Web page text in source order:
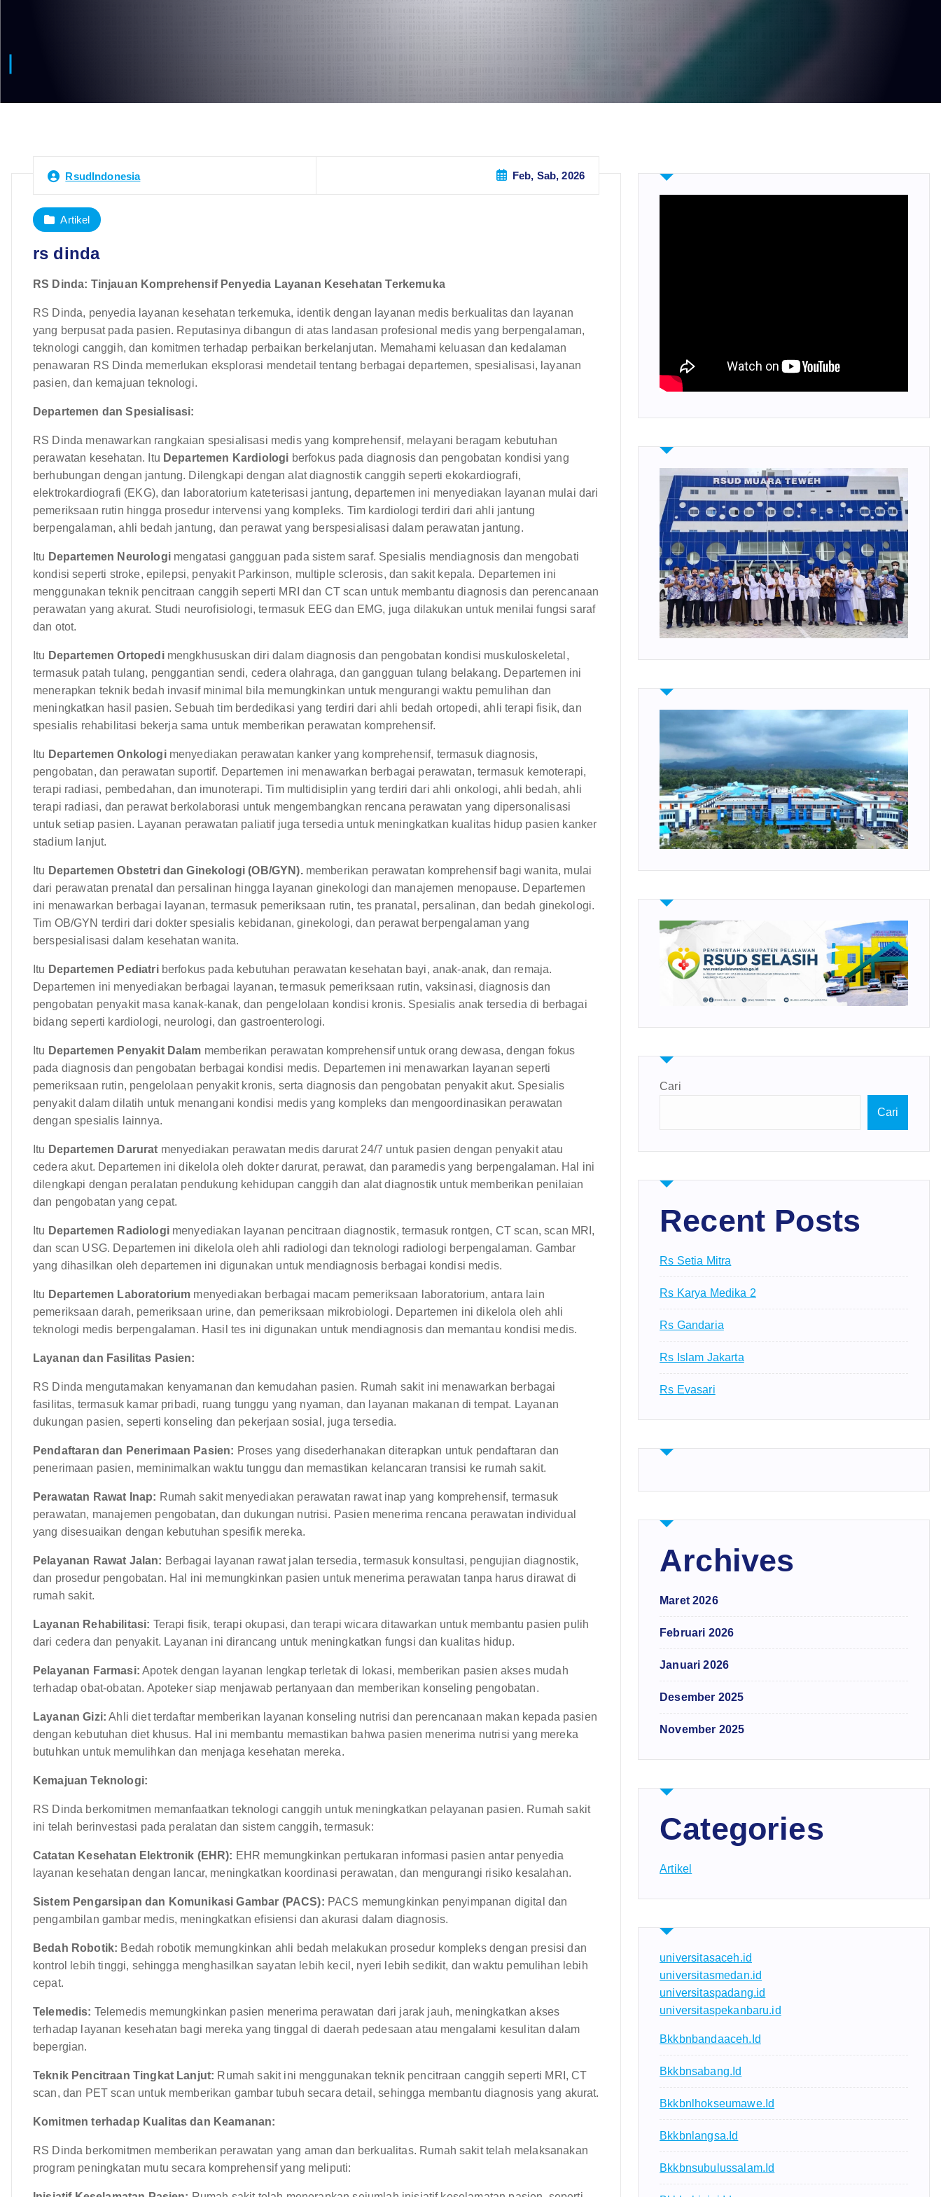
RsudIndonesia Feb, Sab, 2026
Artikel
rs dinda
RS Dinda: Tinjauan Komprehensif Penyedia Layanan Kesehatan Terkemuka
RS Dinda, penyedia layanan kesehatan terkemuka, identik dengan layanan medis berkualitas dan layanan
yang berpusat pada pasien. Reputasinya dibangun di atas landasan profesional medis yang berpengalaman,
teknologi canggih, dan komitmen terhadap perbaikan berkelanjutan. Memahami keluasan dan kedalaman
penawaran RS Dinda memerlukan eksplorasi mendetail tentang berbagai departemen, spesialisasi, layanan
pasien, dan kemajuan teknologi.
Departemen dan Spesialisasi:
RS Dinda menawarkan rangkaian spesialisasi medis yang komprehensif, melayani beragam kebutuhan
perawatan kesehatan. Itu Departemen Kardiologi berfokus pada diagnosis dan pengobatan kondisi yang
berhubungan dengan jantung. Dilengkapi dengan alat diagnostik canggih seperti ekokardiografi,
elektrokardiografi (EKG), dan laboratorium kateterisasi jantung, departemen ini menyediakan layanan mulai dari
pemeriksaan rutin hingga prosedur intervensi yang kompleks. Tim kardiologi terdiri dari ahli jantung
berpengalaman, ahli bedah jantung, dan perawat yang berspesialisasi dalam perawatan jantung.
Itu Departemen Neurologimengatasi gangguan pada sistem saraf. Spesialis mendiagnosis dan mengobati
kondisi seperti stroke, epilepsi, penyakit Parkinson, multiple sclerosis, dan sakit kepala. Departemen ini
menggunakan teknik pencitraan canggih seperti MRI dan CT scan untuk membantu diagnosis dan perencanaan
perawatan yang akurat. Studi neurofisiologi, termasuk EEG dan EMG, juga dilakukan untuk menilai fungsi saraf
dan otot.
Itu Departemen Ortopedimengkhususkan diri dalam diagnosis dan pengobatan kondisi muskuloskeletal,
termasuk patah tulang, penggantian sendi, cedera olahraga, dan gangguan tulang belakang. Departemen ini
menerapkan teknik bedah invasif minimal bila memungkinkan untuk mengurangi waktu pemulihan dan
meningkatkan hasil pasien. Sebuah tim berdedikasi yang terdiri dari ahli bedah ortopedi, ahli terapi fisik, dan
spesialis rehabilitasi bekerja sama untuk memberikan perawatan komprehensif.
Itu Departemen Onkologimenyediakan perawatan kanker yang komprehensif, termasuk diagnosis,
pengobatan, dan perawatan suportif. Departemen ini menawarkan berbagai perawatan, termasuk kemoterapi,
terapi radiasi, pembedahan, dan imunoterapi. Tim multidisiplin yang terdiri dari ahli onkologi, ahli bedah, ahli
terapi radiasi, dan perawat berkolaborasi untuk mengembangkan rencana perawatan yang dipersonalisasi
untuk setiap pasien. Layanan perawatan paliatif juga tersedia untuk meningkatkan kualitas hidup pasien kanker
stadium lanjut.
Itu Departemen Obstetri dan Ginekologi (OB/GYN).memberikan perawatan komprehensif bagi wanita, mulai
dari perawatan prenatal dan persalinan hingga layanan ginekologi dan manajemen menopause. Departemen
ini menawarkan berbagai layanan, termasuk pemeriksaan rutin, tes pranatal, persalinan, dan bedah ginekologi.
Tim OB/GYN terdiri dari dokter spesialis kebidanan, ginekologi, dan perawat berpengalaman yang
berspesialisasi dalam kesehatan wanita.
Itu Departemen Pediatriberfokus pada kebutuhan perawatan kesehatan bayi, anak-anak, dan remaja.
Departemen ini menyediakan berbagai layanan, termasuk pemeriksaan rutin, vaksinasi, diagnosis dan
pengobatan penyakit masa kanak-kanak, dan pengelolaan kondisi kronis. Spesialis anak tersedia di berbagai
bidang seperti kardiologi, neurologi, dan gastroenterologi.
Itu Departemen Penyakit Dalam memberikan perawatan komprehensif untuk orang dewasa, dengan fokus
pada diagnosis dan pengobatan berbagai kondisi medis. Departemen ini menawarkan layanan seperti
pemeriksaan rutin, pengelolaan penyakit kronis, serta diagnosis dan pengobatan penyakit akut. Spesialis
penyakit dalam dilatih untuk menangani kondisi medis yang kompleks dan mengoordinasikan perawatan
dengan spesialis lainnya.
Itu Departemen Darurat menyediakan perawatan medis darurat 24/7 untuk pasien dengan penyakit atau
cedera akut. Departemen ini dikelola oleh dokter darurat, perawat, dan paramedis yang berpengalaman. Hal ini
dilengkapi dengan peralatan pendukung kehidupan canggih dan alat diagnostik untuk memberikan penilaian
dan pengobatan yang cepat.
Itu Departemen Radiologimenyediakan layanan pencitraan diagnostik, termasuk rontgen, CT scan, scan MRI,
dan scan USG. Departemen ini dikelola oleh ahli radiologi dan teknologi radiologi berpengalaman. Gambar
yang dihasilkan oleh departemen ini digunakan untuk mendiagnosis berbagai kondisi medis.
Itu Departemen Laboratorium menyediakan berbagai macam pemeriksaan laboratorium, antara lain
pemeriksaan darah, pemeriksaan urine, dan pemeriksaan mikrobiologi. Departemen ini dikelola oleh ahli
teknologi medis berpengalaman. Hasil tes ini digunakan untuk mendiagnosis dan memantau kondisi medis.
Layanan dan Fasilitas Pasien:
RS Dinda mengutamakan kenyamanan dan kemudahan pasien. Rumah sakit ini menawarkan berbagai
fasilitas, termasuk kamar pribadi, ruang tunggu yang nyaman, dan layanan makanan di tempat. Layanan
dukungan pasien, seperti konseling dan pekerjaan sosial, juga tersedia.
Pendaftaran dan Penerimaan Pasien: Proses yang disederhanakan diterapkan untuk pendaftaran dan
penerimaan pasien, meminimalkan waktu tunggu dan memastikan kelancaran transisi ke rumah sakit.
Perawatan Rawat Inap: Rumah sakit menyediakan perawatan rawat inap yang komprehensif, termasuk
perawatan, manajemen pengobatan, dan dukungan nutrisi. Pasien menerima rencana perawatan individual
yang disesuaikan dengan kebutuhan spesifik mereka.
Pelayanan Rawat Jalan: Berbagai layanan rawat jalan tersedia, termasuk konsultasi, pengujian diagnostik,
dan prosedur pengobatan. Hal ini memungkinkan pasien untuk menerima perawatan tanpa harus dirawat di
rumah sakit.
Layanan Rehabilitasi: Terapi fisik, terapi okupasi, dan terapi wicara ditawarkan untuk membantu pasien pulih
dari cedera dan penyakit. Layanan ini dirancang untuk meningkatkan fungsi dan kualitas hidup.
Pelayanan Farmasi: Apotek dengan layanan lengkap terletak di lokasi, memberikan pasien akses mudah
terhadap obat-obatan. Apoteker siap menjawab pertanyaan dan memberikan konseling pengobatan.
Layanan Gizi: Ahli diet terdaftar memberikan layanan konseling nutrisi dan perencanaan makan kepada pasien
dengan kebutuhan diet khusus. Hal ini membantu memastikan bahwa pasien menerima nutrisi yang mereka
butuhkan untuk memulihkan dan menjaga kesehatan mereka.
Kemajuan Teknologi:
RS Dinda berkomitmen memanfaatkan teknologi canggih untuk meningkatkan pelayanan pasien. Rumah sakit
ini telah berinvestasi pada peralatan dan sistem canggih, termasuk:
Catatan Kesehatan Elektronik (EHR): EHR memungkinkan pertukaran informasi pasien antar penyedia
layanan kesehatan dengan lancar, meningkatkan koordinasi perawatan, dan mengurangi risiko kesalahan.
Sistem Pengarsipan dan Komunikasi Gambar (PACS): PACS memungkinkan penyimpanan digital dan
pengambilan gambar medis, meningkatkan efisiensi dan akurasi dalam diagnosis.
Bedah Robotik: Bedah robotik memungkinkan ahli bedah melakukan prosedur kompleks dengan presisi dan
kontrol lebih tinggi, sehingga menghasilkan sayatan lebih kecil, nyeri lebih sedikit, dan waktu pemulihan lebih
cepat.
Telemedis: Telemedis memungkinkan pasien menerima perawatan dari jarak jauh, meningkatkan akses
terhadap layanan kesehatan bagi mereka yang tinggal di daerah pedesaan atau mengalami kesulitan dalam
bepergian.
Teknik Pencitraan Tingkat Lanjut: Rumah sakit ini menggunakan teknik pencitraan canggih seperti MRI, CT
scan, dan PET scan untuk memberikan gambar tubuh secara detail, sehingga membantu diagnosis yang akurat.
Komitmen terhadap Kualitas dan Keamanan:
RS Dinda berkomitmen memberikan perawatan yang aman dan berkualitas. Rumah sakit telah melaksanakan
program peningkatan mutu secara komprehensif yang meliputi:
Cari
Cari
Recent Posts
Rs Setia Mitra
Rs Karya Medika 2
Rs Gandaria
Rs Islam Jakarta
Rs Evasari
Archives
Maret 2026
Februari 2026
Januari 2026
Desember 2025
November 2025
Categories
Artikel
universitasaceh.id
universitasmedan.id
universitaspadang.id
universitaspekanbaru.id
Bkkbnbandaaceh.id
Bkkbnsabang.id
Bkkbnlhokseumawe.id
Bkkbnlangsa.id
Bkkbnsubulussalam.id